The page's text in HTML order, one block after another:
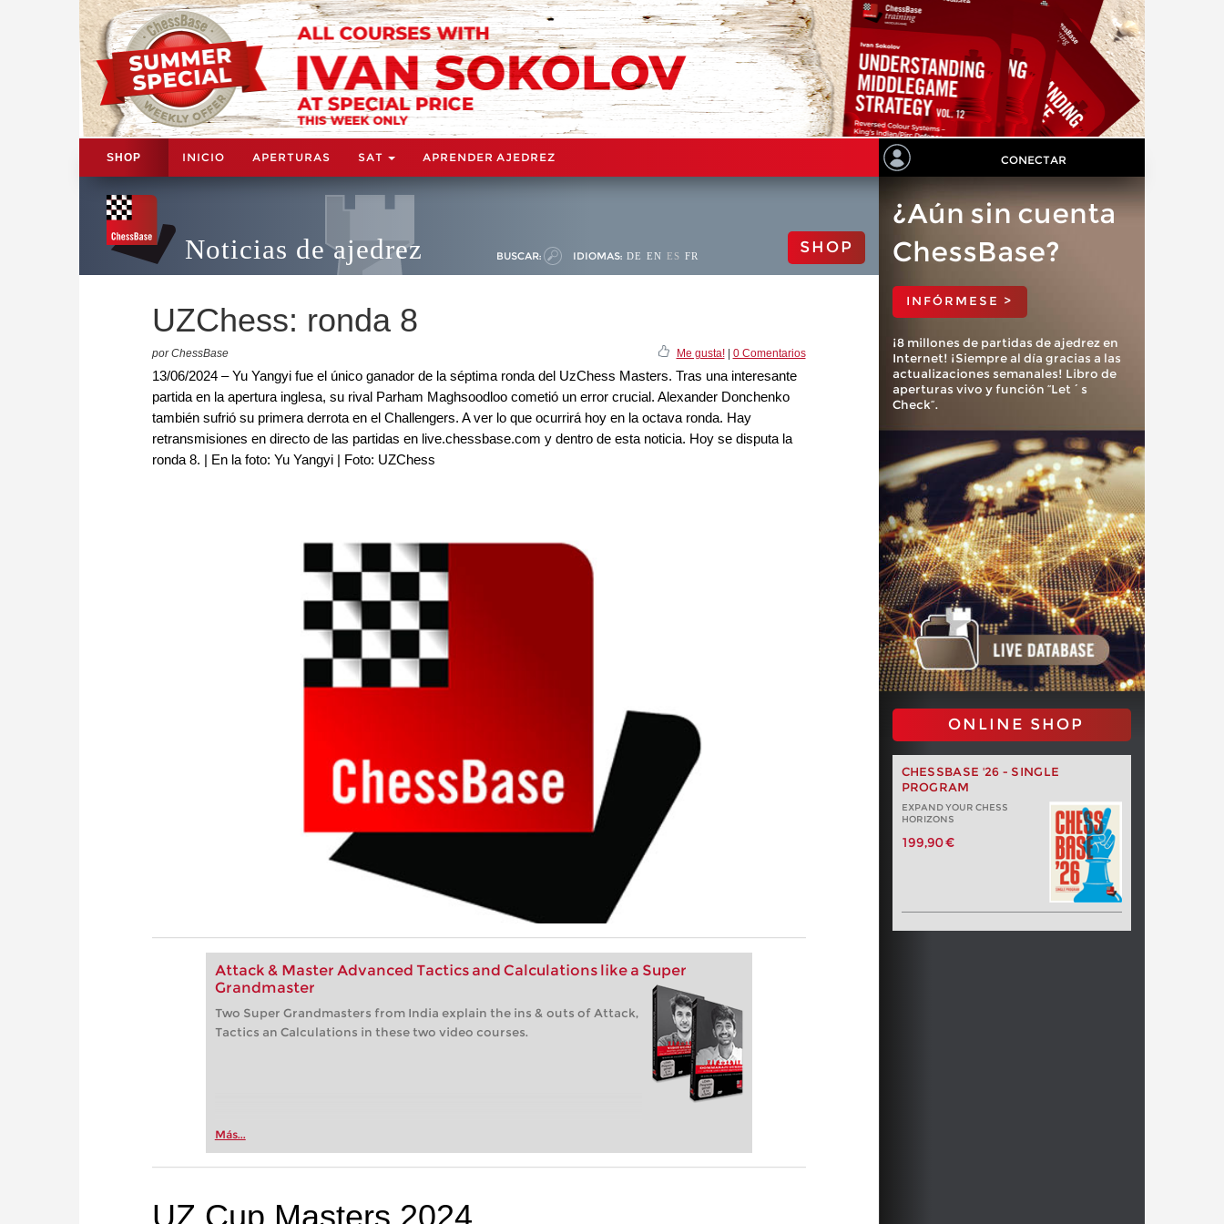
SHOP INICIO APERTURAS SAT APRENDER AJEDREZ CONECTAR
Noticias de ajedrez BUSCAR: IDIOMAS: DE EN ES FR SHOP
UZChess: ronda 8
por ChessBase Me gusta!| 0 Comentarios
13/06/2024 – Yu Yangyi fue el único ganador de la séptima ronda del UzChess Masters. Tras una interesante
partida en la apertura inglesa, su rival Parham Maghsoodloo cometió un error crucial. Alexander Donchenko
también sufrió su primera derrota en el Challengers. A ver lo que ocurrirá hoy en la octava ronda. Hay
retransmisiones en directo de las partidas en live.chessbase.com y dentro de esta noticia. Hoy se disputa la
ronda 8. | En la foto: Yu Yangyi | Foto: UZChess
Attack & Master Advanced Tactics and Calculations like a Super
Grandmaster
Two Super Grandmasters from India explain the ins & outs of Attack,
Tactics an Calculations in these two video courses.
Más...
¿Aún sin cuenta
ChessBase?
INFÓRMESE >
¡8 millones de partidas de ajedrez en
Internet! ¡Siempre al día gracias a las
actualizaciones semanales! Libro de
aperturas vivo y función “Let´s
Check”.
ONLINE SHOP
CHESSBASE '26 - SINGLE
PROGRAM
EXPAND YOUR CHESS
HORIZONS
199,90 €